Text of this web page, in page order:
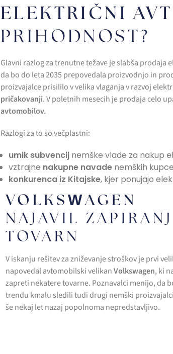
ELEKTRIČNI
PRIHODNOST?
Glavni razlog za trenutne težave je slabša
da bo do leta 2035 prepovedala proizvodnjo in
proizvajalce prisililo v velika vlaganja v razvoj
pričakovanji. V poletnih mesecih je prodaja celo
avtomobilov.
Razlogi za to so večplastni:
umik subvencij nemške vlade za nakup
vztrajne nakupne navade nemških
konkurenca iz Kitajske, kjer ponujajo
VOLKSWAGEN
NAJAVIL
TOVARN
V iskanju rešitev za zniževanje stroškov je prvi
napovedal avtomobilski velikanVolkswagen, ki
zapreti nekatere tovarne. Poznavalci menijo, da
trendu kmalu sledili tudi drugi nemški
še nekaj let nazaj popolnoma nepredstavljivo.